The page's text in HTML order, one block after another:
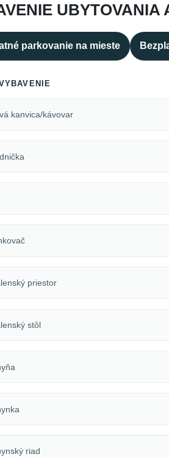
parkovanie na mieste
kanvica/kávovar
priestor
stôl
riad